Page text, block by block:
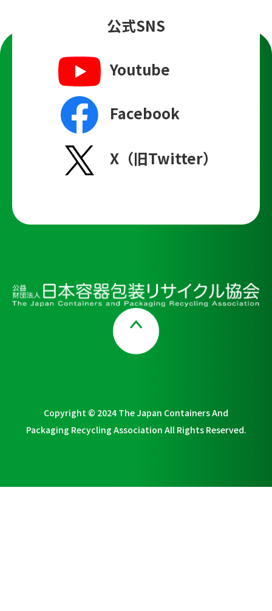
公式SNS
Youtube
Facebook
X（旧Twitter）
Copyright © 2024 The Japan Containers And
Packaging Recycling Association All Rights Reserved.